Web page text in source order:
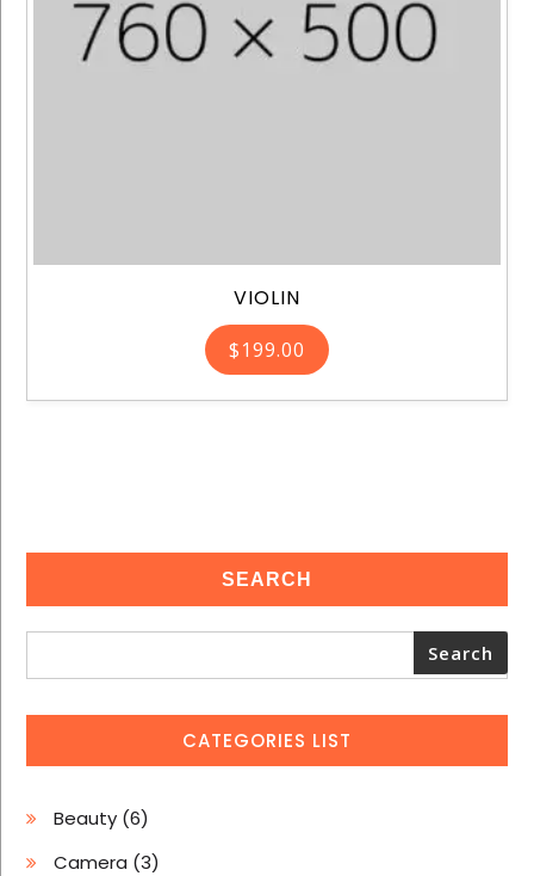
VIOLIN
$199.00
SEARCH
Search
CATEGORIES LIST
Beauty 66
produits
Camera 33